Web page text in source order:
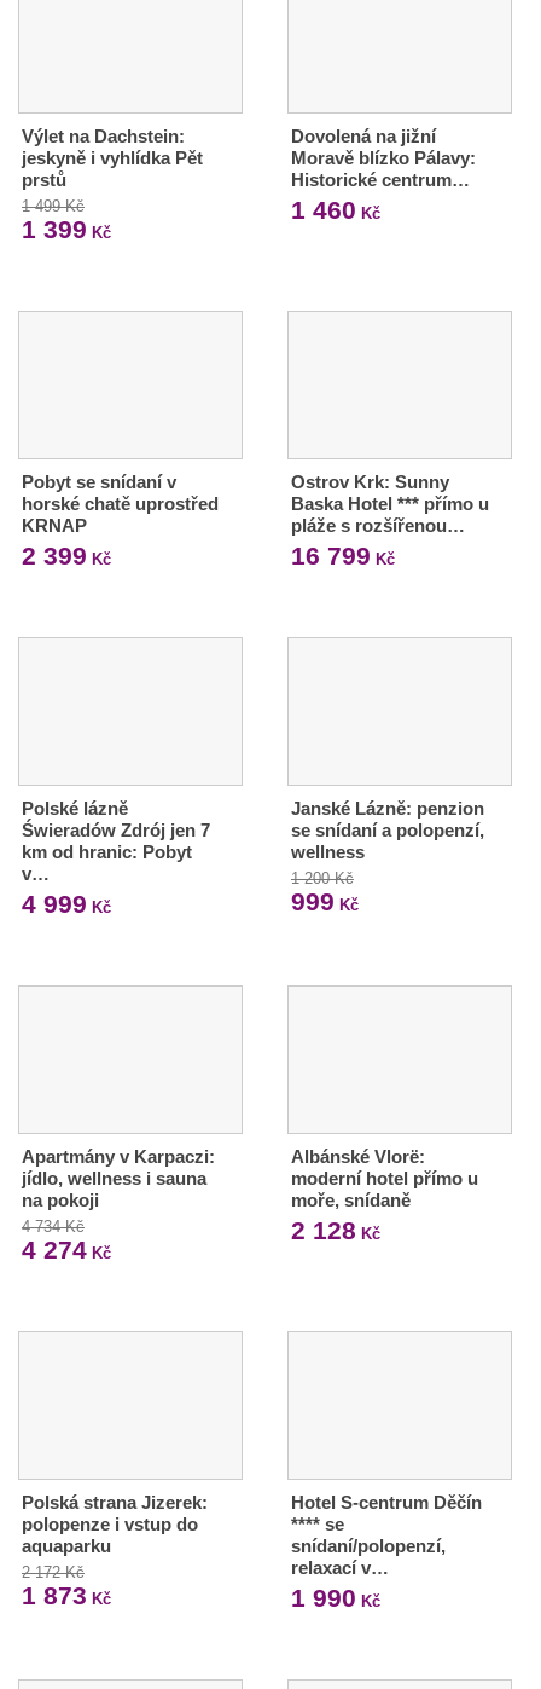
Výlet na Dachstein:
jeskyně i vyhlídka Pět
prstů
1 499 Kč
1 399 Kč
Dovolená na jižní
Moravě blízko Pálavy:
Historické centrum…
1 460 Kč
Pobyt se snídaní v
horské chatě uprostřed
KRNAP
2 399 Kč
Ostrov Krk: Sunny
Baska Hotel *** přímo u
pláže s rozšířenou…
16 799 Kč
Polské lázně
Świeradów Zdrój jen 7
km od hranic: Pobyt
v…
4 999 Kč
Janské Lázně: penzion
se snídaní a polopenzí,
wellness
1 200 Kč
999 Kč
Apartmány v Karpaczi:
jídlo, wellness i sauna
na pokoji
4 734 Kč
4 274 Kč
Albánské Vlorë:
moderní hotel přímo u
moře, snídaně
2 128 Kč
Polská strana Jizerek:
polopenze i vstup do
aquaparku
2 172 Kč
1 873 Kč
Hotel S-centrum Děčín
**** se
snídaní/polopenzí,
relaxací v…
1 990 Kč